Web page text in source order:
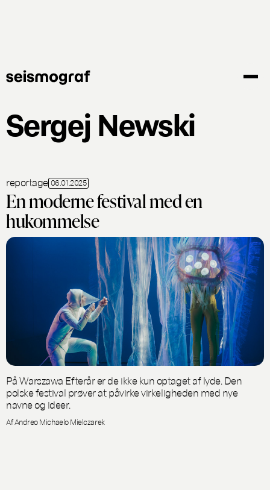
Sergej Newski
reportage 06.01.2025
En moderne festival med en
hukommelse
På Warszawa Efterår er de ikke kun optaget af lyde. Den
polske festival prøver at påvirke virkeligheden med nye
navne og ideer.
Af Andreo Michaelo Mielczarek